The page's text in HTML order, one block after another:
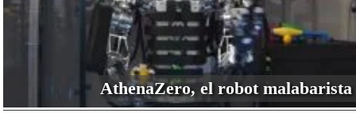
AthenaZero, el robot malabarista